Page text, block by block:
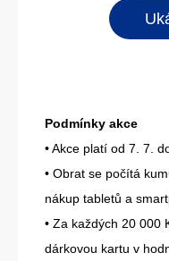
Podmínky akce
• Akce platí od 7. 7.
• Obrat se počítá
nákup tabletů a
• Za každých 20 000
dárkovou kartu v